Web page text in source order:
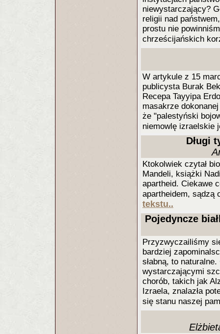
niewystarczający?
religii nad
prostu nie
chrześcijańskich
W artykule z 15
publicysta Burak
Recepa Tayyipa
masakrze
że "palestyński
niemowlę izraelskie
Długi
Ktokolwiek czytał
Mandeli, książki
apartheid. Ciekawe
apartheidem, sądzą
tekstu..
Pojedyncze
Przyzwyczailiśmy
bardziej
słabną, to
wystarczającymi
chorób, takich jak
Izraela, znalazła
się stanu naszej